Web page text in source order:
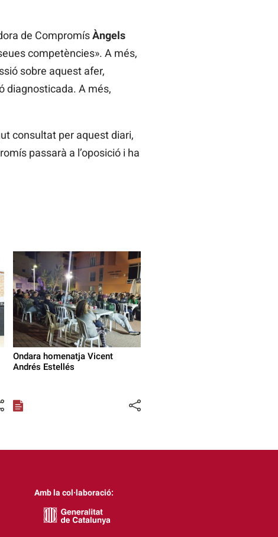
de CompromísÀngels
competències». A més,
sobre aquest afer,
diagnosticada. A més,
consultat per aquest diari,
passarà a l’oposició i ha
Ondara homenatja Vicent
Andrés Estellés
Amb la col·laboració: